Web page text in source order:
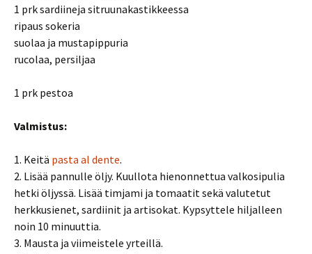
1 prk sardiineja sitruunakastikkeessa
ripaus sokeria
suolaa ja mustapippuria
rucolaa, persiljaa
1 prk pestoa
Valmistus:
1. Keitä pasta al dente.
2. Lisää pannulle öljy. Kuullota hienonnettua valkosipulia
hetki öljyssä. Lisää timjami ja tomaatit sekä valutetut
herkkusienet, sardiinit ja artisokat. Kypsyttele hiljalleen
noin 10 minuuttia.
3. Mausta ja viimeistele yrteillä.